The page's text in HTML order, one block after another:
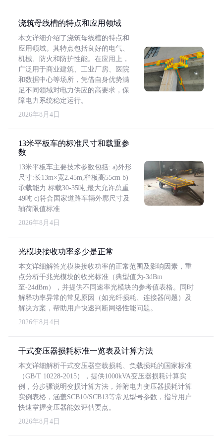
浇筑母线槽的特点和应用领域
本文详细介绍了浇筑母线槽的特点和
应用领域。其特点包括良好的电气、
机械、防火和防护性能。在应用上，
广泛用于商业建筑、工业厂房、医院
和数据中心等场所，凭借自身优势满
足不同领域对电力供应的高要求，保
障电力系统稳定运行。
2026年8月4日
13米平板车的标准尺寸和载重参
数
13米平板车主要技术参数包括: a)外形
尺寸:长13m×宽2.45m,栏板高55cm b)
承载能力:标载30-35吨,最大允许总重
49吨 c)符合国家道路车辆外廓尺寸及
轴荷限值标准
2026年8月4日
光模块接收功率多少是正常
本文详细解答光模块接收功率的正常范围及影响因素，重
点分析千兆光模块的收光标准（典型值为-3dBm
至-24dBm），并提供不同速率光模块的参考值表格。同时
解释功率异常的常见原因（如光纤损耗、连接器问题）及
解决方案，帮助用户快速判断网络性能问题。
2026年8月4日
干式变压器损耗标准一览表及计算方法
本文详细解析干式变压器空载损耗、负载损耗的国家标准
（GB/T 10228-2015），提供1000kVA变压器损耗计算实
例，分步骤说明变损计算方法，并附电力变压器损耗计算
实例表格，涵盖SCB10/SCB13等常见型号参数，指导用户
快速掌握变压器能效评估要点。
2026年8月4日